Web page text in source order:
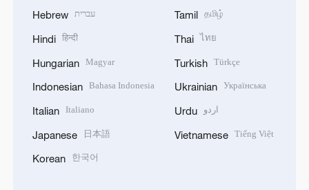
Hebrew עברית
Hindi हिन्दी
Hungarian Magyar
Indonesian Bahasa Indonesia
Italian Italiano
Japanese 日本語
Korean 한국어
Tamil தமிழ்
Thai ไทย
Turkish Türkçe
Ukrainian Українська
Urdu اردو
Vietnamese Tiếng Việt